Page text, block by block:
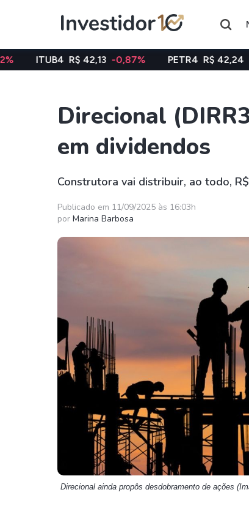
Assuntos do momento
Índice
Ibovespa
Índice
Selic
Taesa
Itausa
Petrobrás
Ver todos
RECR11
KNRI11
KNCR11
Ver todos
R$ 42,13 -0,87% PETR4 R$ 42,24 0,91%
Direcional
em dividendos
Construtora vai distribuir, ao todo,
Publicado em 11/09/2025 às 16:03h
por Marina Barbosa
Direcional ainda propôs desdobramento de ações